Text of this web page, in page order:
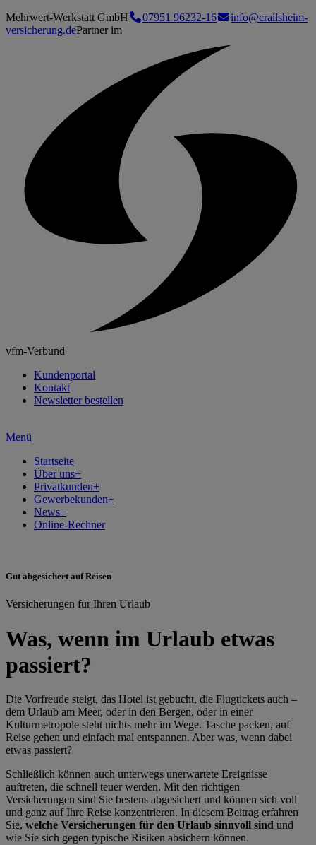
Mehrwert-Werkstatt GmbH 07951 96232-16
info@crailsheim-
versicherung.dePartner im
vfm-Verbund
Kundenportal
Kontakt
Newsletter bestellen
Menü
Startseite
Über uns+
Privatkunden+
Gewerbekunden+
News+
Online-Rechner
Gut abgesichert auf Reisen
Versicherungen für Ihren Urlaub
Was, wenn im Urlaub etwas
passiert?
Die Vorfreude steigt, das Hotel ist gebucht, die Flugtickets auch –
dem Urlaub am Meer, oder in den Bergen, oder in einer
Kulturmetropole steht nichts mehr im Wege. Tasche packen, auf
Reise gehen und einfach mal entspannen. Aber was, wenn dabei
etwas passiert?
Schließlich können auch unterwegs unerwartete Ereignisse
auftreten, die schnell teuer werden. Mit den richtigen
Versicherungen sind Sie bestens abgesichert und können sich voll
und ganz auf Ihre Reise konzentrieren. In diesem Beitrag erfahren
Sie, welche Versicherungen für den Urlaub sinnvoll sind und
wie Sie sich gegen typische Risiken absichern können.